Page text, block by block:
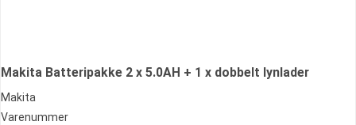
Makita Batteripakke 2 x 5.0AH + 1 x dobbelt lynlader
Makita
Varenummer